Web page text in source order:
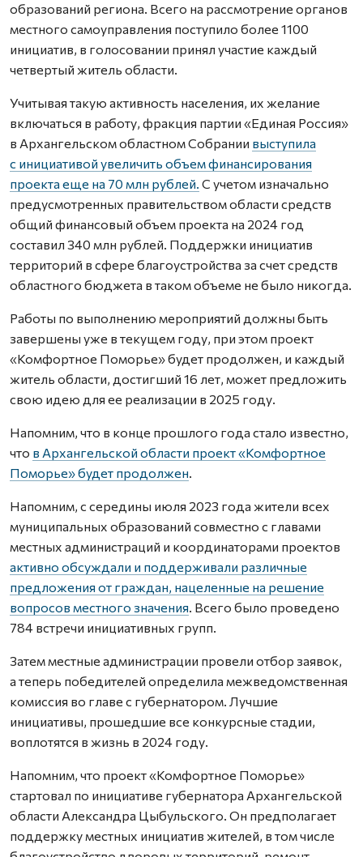
образований региона. Всего на рассмотрение органов
местного самоуправления поступило более 1100
инициатив, в голосовании принял участие каждый
четвертый житель области.
Учитывая такую активность населения, их желание
включаться в работу, фракция партии «Единая Россия»
в Архангельском областном Собрании выступила
с инициативой увеличить объем финансирования
проекта еще на 70 млн рублей. С учетом изначально
предусмотренных правительством области средств
общий финансовый объем проекта на 2024 год
составил 340 млн рублей. Поддержки инициатив
территорий в сфере благоустройства за счет средств
областного бюджета в таком объеме не было никогда.
Работы по выполнению мероприятий должны быть
завершены уже в текущем году, при этом проект
«Комфортное Поморье» будет продолжен, и каждый
житель области, достигший 16 лет, может предложить
свою идею для ее реализации в 2025 году.
Напомним, что в конце прошлого года стало известно,
что в Архангельской области проект «Комфортное
Поморье» будет продолжен.
Напомним, с середины июля 2023 года жители всех
муниципальных образований совместно с главами
местных администраций и координаторами проектов
активно обсуждали и поддерживали различные
предложения от граждан, нацеленные на решение
вопросов местного значения. Всего было проведено
784 встречи инициативных групп.
Затем местные администрации провели отбор заявок,
а теперь победителей определила межведомственная
комиссия во главе с губернатором. Лучшие
инициативы, прошедшие все конкурсные стадии,
воплотятся в жизнь в 2024 году.
Напомним, что проект «Комфортное Поморье»
стартовал по инициативе губернатора Архангельской
области Александра Цыбульского. Он предполагает
поддержку местных инициатив жителей, в том числе